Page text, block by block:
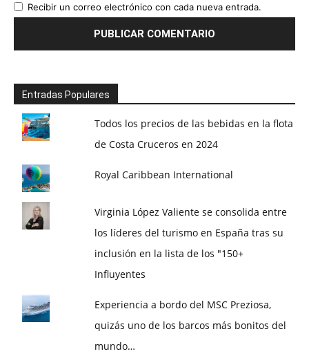
Recibir un correo electrónico con cada nueva entrada.
Entradas Populares
Todos los precios de las bebidas en la flota
de Costa Cruceros en 2024
Royal Caribbean International
Virginia López Valiente se consolida entre
los líderes del turismo en España tras su
inclusión en la lista de los "150+
Influyentes
Experiencia a bordo del MSC Preziosa,
quizás uno de los barcos más bonitos del
mundo…